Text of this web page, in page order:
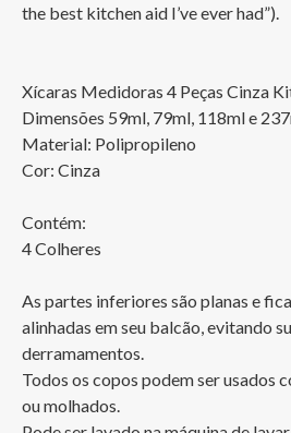
the best kitchen aid I’ve ever had”).
Xícaras Medidoras 4 Peças Cinza
Dimensões 59ml, 79ml, 118ml e
Material: Polipropileno
Cor: Cinza
Contém:
4 Colheres
As partes inferiores são planas e
alinhadas em seu balcão, evitando
derramamentos.
Todos os copos podem ser usados
ou molhados.